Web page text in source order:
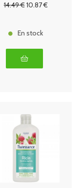
14.49€10.87€
En stock